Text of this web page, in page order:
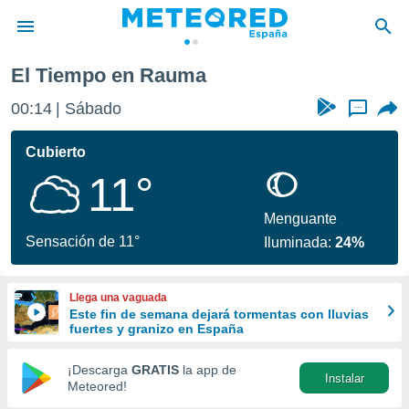
de
por
se
calidad.
a este
las
y
forma
digital
basada
El Tiempo en Rauma
00:14 Sábado ...
Cubierto
11°
Sensación de 11°
Menguante
Iluminada:24%
Llega una vaguada
Este fin de semana dejará tormentas con lluvias
fuertes y granizo en España
¡Descarga GRATIS la app de
Meteored!
Instalar